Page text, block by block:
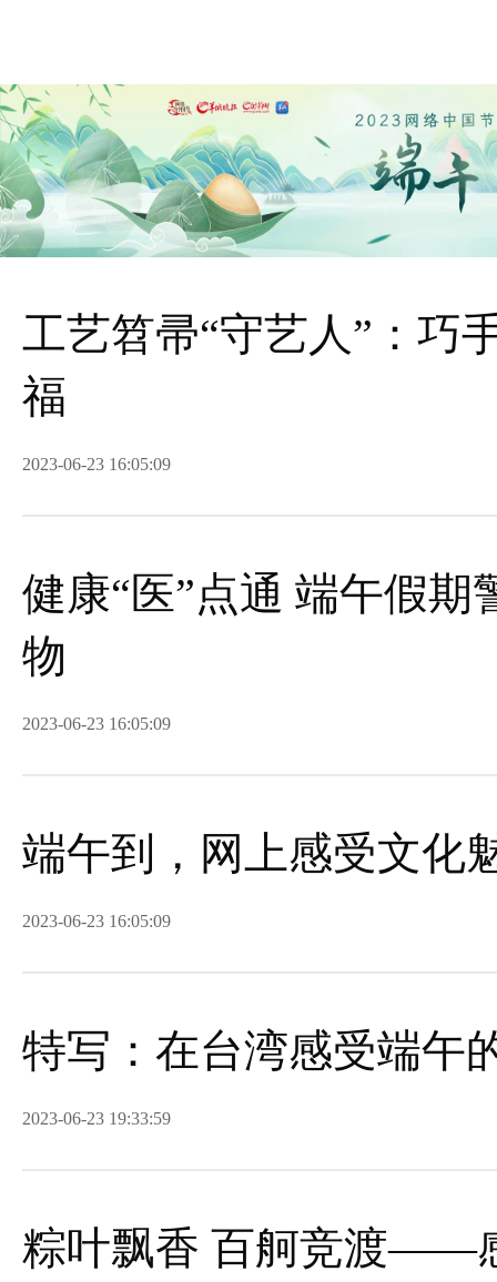
工艺笤帚“守艺人”：巧
福
2023-06-23 16:05:09
健康“医”点通 端午假期
物
2023-06-23 16:05:09
端午到，网上感受文化
2023-06-23 16:05:09
特写：在台湾感受端午
2023-06-23 19:33:59
粽叶飘香 百舸竞渡——